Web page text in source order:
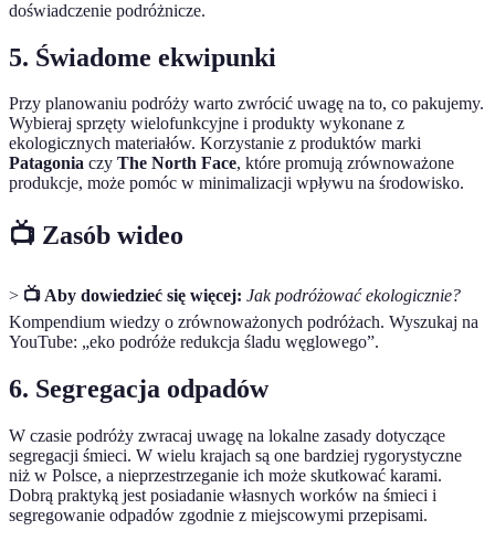
doświadczenie podróżnicze.
5. Świadome ekwipunki
Przy planowaniu podróży warto zwrócić uwagę na to, co pakujemy.
Wybieraj sprzęty wielofunkcyjne i produkty wykonane z
ekologicznych materiałów. Korzystanie z produktów marki
Patagonia czy The North Face, które promują zrównoważone
produkcje, może pomóc w minimalizacji wpływu na środowisko.
📺 Zasób wideo
> 📺 Aby dowiedzieć się więcej: Jak podróżować ekologicznie?
Kompendium wiedzy o zrównoważonych podróżach. Wyszukaj na
YouTube: „eko podróże redukcja śladu węglowego”.
6. Segregacja odpadów
W czasie podróży zwracaj uwagę na lokalne zasady dotyczące
segregacji śmieci. W wielu krajach są one bardziej rygorystyczne
niż w Polsce, a nieprzestrzeganie ich może skutkować karami.
Dobrą praktyką jest posiadanie własnych worków na śmieci i
segregowanie odpadów zgodnie z miejscowymi przepisami.